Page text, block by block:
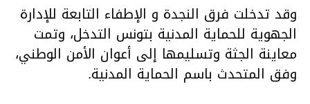
وقد تدخلت فرق النجدة و الإطفاء التابعة للإدارة
الجهوية للحماية المدنية بتونس التدخل، وتمت
معاينة الجثة وتسليمها إلى أعوان الأمن الوطني،
وفق المتحدث باسم الحماية المدنية.